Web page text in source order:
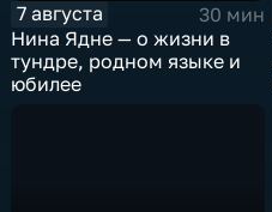
7 августа
30 мин
Нина Ядне — о жизни в
тундре, родном языке и
юбилее